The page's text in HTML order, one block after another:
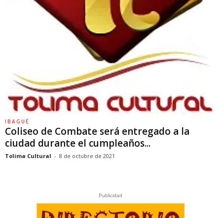
IBAGUÉ
Coliseo de Combate será entregado a la
ciudad durante el cumpleaños...
Tolima Cultural - 8 de octubre de 2021
Publicidad